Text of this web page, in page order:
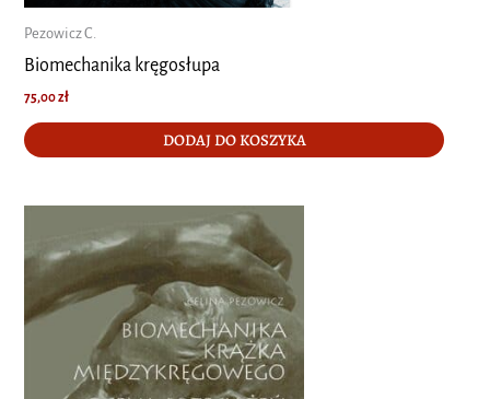
Pezowicz C.
Biomechanika kręgosłupa
75,00zł
DODAJ DO KOSZYKA